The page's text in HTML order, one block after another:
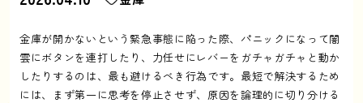
金庫が開かないという緊急事態に陥った際、パニックになって闇
雲にボタンを連打したり、力任せにレバーをガチャガチャと動か
したりするのは、最も避けるべき行為です。最短で解決するため
には、まず第一に思考を停止させず、原因を論理的に切り分ける